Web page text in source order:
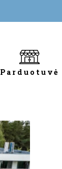
Parduotuvė